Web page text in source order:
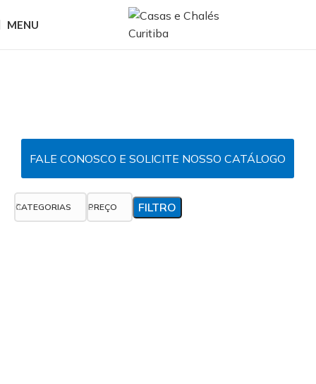
MENU
FALE CONOSCO E SOLICITE NOSSO CATÁLOGO
CATEGORIAS PREÇO FILTRO